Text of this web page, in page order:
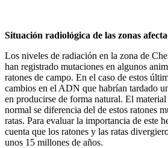
Situación radiológica de las zonas
Los niveles de radiación en la zona de
han registrado mutaciones en algunos
ratones de campo. En el caso de estos
cambios en el ADN que habrían tardado
en producirse de forma natural. El
normal se diferencia del de estos ratones
ratas. Para evaluar la importancia de este
cuenta que los ratones y las ratas
unos 15 millones de años.